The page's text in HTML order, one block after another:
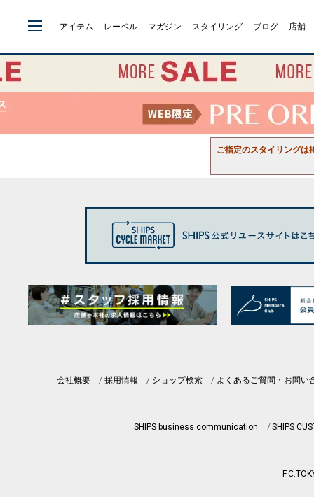
アイテム レーベル マガジン スタイリング ブログ 店舗
ご指定のスタイリングは
会社概要 採用情報 ショップ検索 よくあるご質問・お問い
SHIPS business communication SHIPS